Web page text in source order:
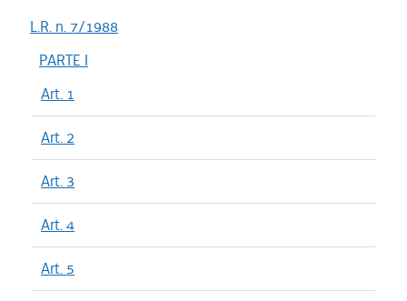
L.R. n. 7/1988
PARTE I
Art. 1
Art. 2
Art. 3
Art. 4
Art. 5